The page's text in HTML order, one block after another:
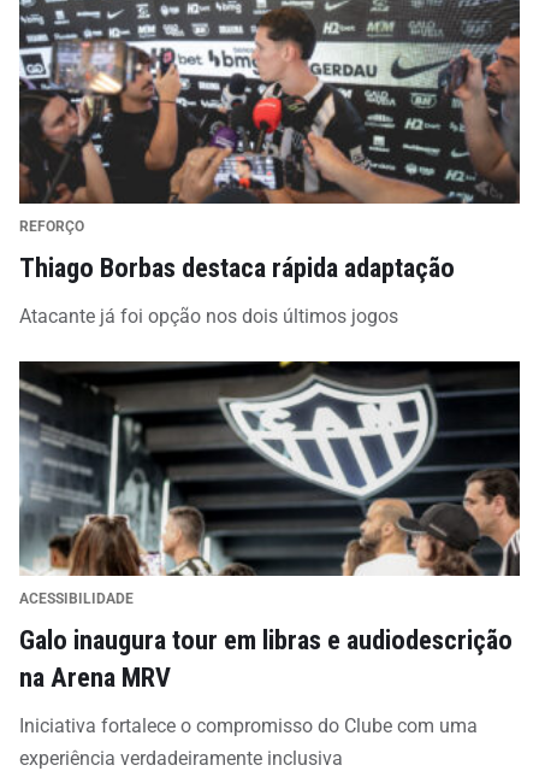
REFORÇO
Thiago Borbas destaca rápida adaptação
Atacante já foi opção nos dois últimos jogos
ACESSIBILIDADE
Galo inaugura tour em libras e audiodescrição
na Arena MRV
Iniciativa fortalece o compromisso do Clube com uma
experiência verdadeiramente inclusiva